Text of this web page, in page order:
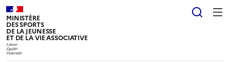
MINISTÈRE
DES SPORTS
DE LA JEUNESSE
ET DE LA VIE ASSOCIATIVE
Panneau de gestion des cookies tarteaucitron